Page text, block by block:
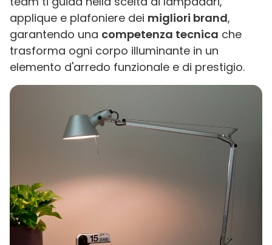
applique e plafoniere dei migliori brand,
garantendo una competenza tecnica che
trasforma ogni corpo illuminante in un
elemento d'arredo funzionale e di prestigio.